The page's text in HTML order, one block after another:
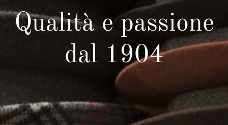
Qualità e passione
dal 1904